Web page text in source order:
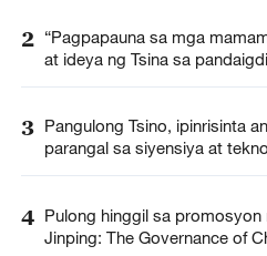
2 “Pagpapauna sa mga
at ideya ng Tsina sa
3 Pangulong Tsino, ipinrisinta
parangal sa siyensiya at
4 Pulong hinggil sa
Jinping: The Governance of